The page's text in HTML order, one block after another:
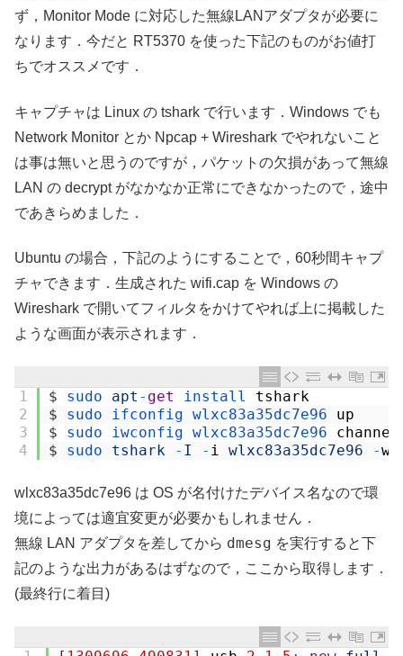
ず，Monitor Mode に対応した無線LANアダプタが必要に
なります．今だと RT5370 を使った下記のものがお値打
ちでオススメです．
キャプチャは Linux の tshark で行います．Windows でも
Network Monitor とか Npcap + Wireshark でやれないこと
は事は無いと思うのですが，パケットの欠損があって無線
LAN の decrypt がなかなか正常にできなかったので，途中
であきらめました．
Ubuntu の場合，下記のようにすることで，60秒間キャプ
チャできます．生成された wifi.cap を Windows の
Wireshark で開いてフィルタをかけてやれば上に掲載した
ような画面が表示されます．
1
2
3
4
$ sudo apt - get install tshark
$
sudo ifconfig wlxc83a35dc7e96 up
$
sudo iwconfig wlxc83a35dc7e96 channel
$
sudo tshark - I - i wlxc83a35dc7e96 -w
wlxc83a35dc7e96 は OS が名付けたデバイス名なので環
境によっては適宜変更が必要かもしれません．
無線 LAN アダプタを差してから dmesg を実行すると下
記のような出力があるはずなので，ここから取得します．
(最終行に着目)